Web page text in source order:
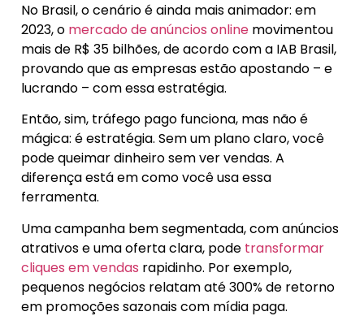
No Brasil, o cenário é ainda mais animador: em
2023, o mercado de anúncios online movimentou
mais de R$ 35 bilhões, de acordo com a IAB Brasil,
provando que as empresas estão apostando – e
lucrando – com essa estratégia.
Então, sim, tráfego pago funciona, mas não é
mágica: é estratégia. Sem um plano claro, você
pode queimar dinheiro sem ver vendas. A
diferença está em como você usa essa
ferramenta.
Uma campanha bem segmentada, com anúncios
atrativos e uma oferta clara, pode transformar
cliques em vendas rapidinho. Por exemplo,
pequenos negócios relatam até 300% de retorno
em promoções sazonais com mídia paga.